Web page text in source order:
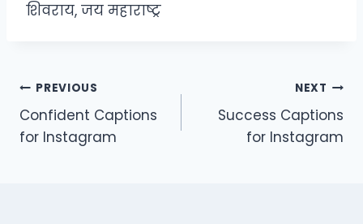
शिवराय, जय महाराष्ट्र
Post
navigation
PREVIOUS
Confident Captions
for Instagram
NEXT
Success Captions
for Instagram